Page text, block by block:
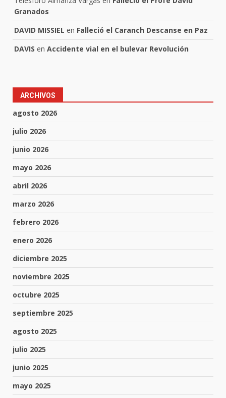
Granados
DAVID MISSIEL en Falleció el Caranch Descanse en Paz
DAVIS en Accidente vial en el bulevar Revolución
ARCHIVOS
agosto 2026
julio 2026
junio 2026
mayo 2026
abril 2026
marzo 2026
febrero 2026
enero 2026
diciembre 2025
noviembre 2025
octubre 2025
septiembre 2025
agosto 2025
julio 2025
junio 2025
mayo 2025